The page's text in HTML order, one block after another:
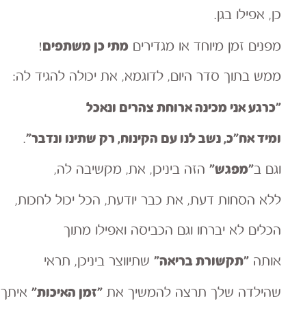
כן, אפילו בגן.
מפנים זמן מיוחד או מגדירים מתיכן משתפים!
ממש בתוך סדר היום, לדוגמא, את יכולה להגיד לה:
״כרגע אני מכינה ארוחת צהרים ונאכל
ומיד אח״כ, נשב לנו עם הקינוח, רק שתינו ונדבר״.
וגם ב״מפגש״ הזה ביניכן, את, מקשיבה לה,
ללא הסחות דעת, את כבר יודעת, הכל יכול לחכות,
הכלים לא יברחו וגם הכביסה ואפילו מתוך
אותה ״תקשורת בריאה״ שתיווצר ביניכן, תראי
שהילדה שלך תרצה להמשיך את ״זמן האיכות״ איתך